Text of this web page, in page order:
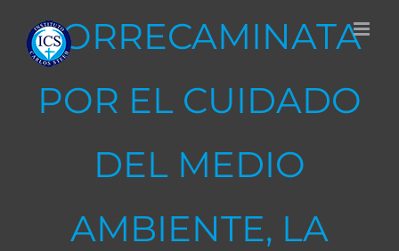
content
CORRECAMINATA
POR EL CUIDADO
DEL MEDIO
AMBIENTE, LA